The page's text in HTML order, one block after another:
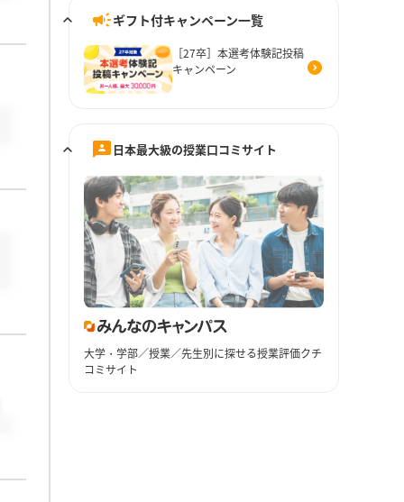
ギフト付キャンペーン一覧
［27卒］本選考体験記投稿
キャンペーン
日本最大級の授業口コミサイト
大学・学部／授業／先生別に探せる授業評価クチ
コミサイト